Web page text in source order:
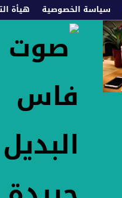
هيأة سياسة الخصوصية